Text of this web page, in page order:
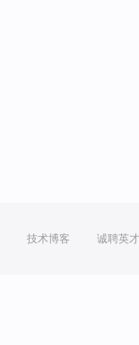
技术博客 诚聘英才